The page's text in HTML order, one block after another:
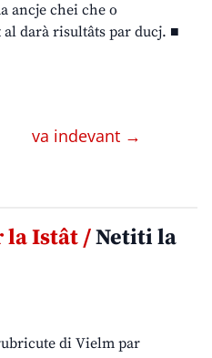
ancje chei che o
darà risultâts par ducj. ■
va indevant →
la Istât /Netiti la
di Vielm par